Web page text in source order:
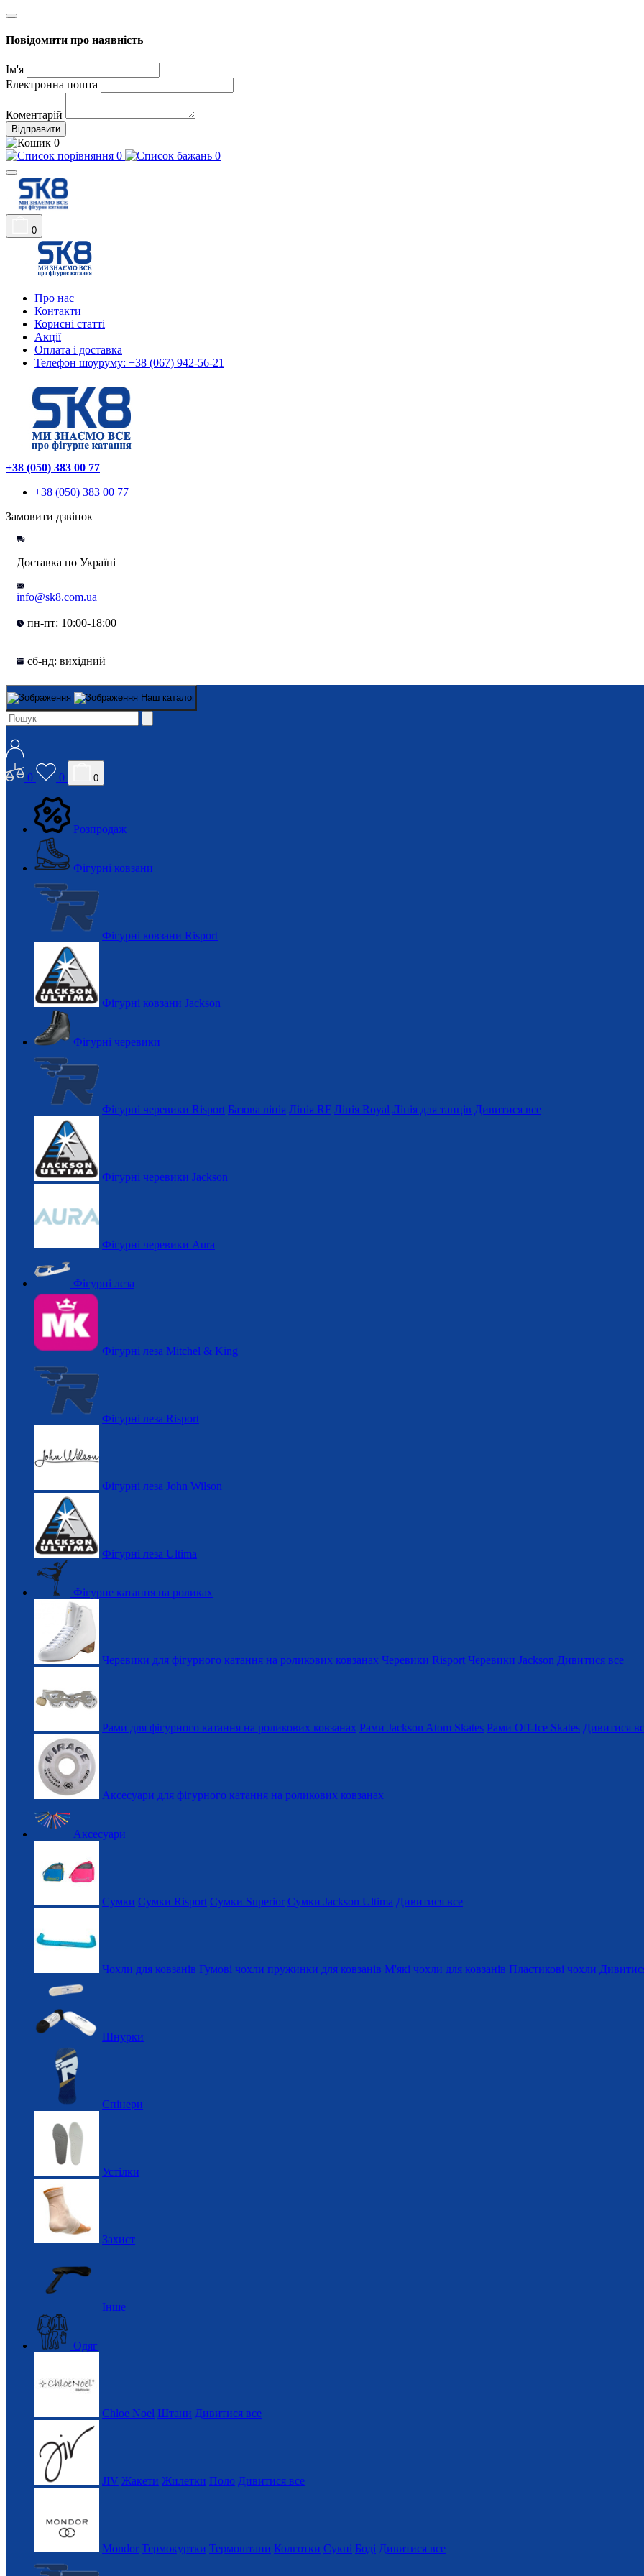
Повідомити про наявність
Ім'я
Електронна пошта
Коментарій
Відправити
0
0
0
0
Про нас
Контакти
Корисні статті
Акції
Оплата і доставка
Телефон шоуруму: +38 (067) 942-56-21
+38 (050) 383 00 77
+38 (050) 383 00 77
Замовити дзвінок
Доставка по Україні
info@sk8.com.ua
пн-пт: 10:00-18:00
сб-нд: вихідний
Наш каталог
0 0 0
Розпродаж
Фігурні ковзани
Фігурні ковзани Risport
Фігурні ковзани Jackson
Фігурні черевики
Фігурні черевики Risport Базова лінія Лінія RF Лінія Royal Лінія для танців Дивитися все
Фігурні черевики Jackson
Фігурні черевики Aura
Фігурні леза
Фігурні леза Mitchel & King
Фігурні леза Risport
Фігурні леза John Wilson
Фігурні леза Ultima
Фігурне катання на роликах
Черевики для фігурного катання на роликових ковзанах Черевики Risport Черевики Jackson Дивитися все
Рами для фігурного катання на роликових ковзанах Рами Jackson Atom Skates Рами Off-Ice Skates Дивитися
Аксесуари для фігурного катання на роликових ковзанах
Аксесуари
Сумки Сумки Risport Сумки Superior Сумки Jackson Ultima Дивитися все
Чохли для ковзанів Гумові чохли пружинки для ковзанів М'які чохли для ковзанів Пластикові чохли
Шнурки
Спінери
Устілки
Захист
Інше
Одяг
Chloe Noel Штани Дивитися все
JIV Жакети Жилетки Поло Дивитися все
Mondor Термокуртки Термоштани Колготки Сукні Боді Дивитися все